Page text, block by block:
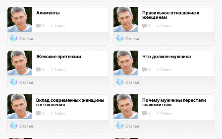
Алименты
0 < 1 мин.
Статья
Правильное отношение к
женщинам
0 < 1 мин.
Статья
Женские претензии
0 < 1 мин.
Статья
Что должен мужчина
0 < 1 мин.
Статья
Вклад современных женщины
в отношения
0 < 1 мин.
Статья
Почему мужчины перестали
знакомиться
0 < 1 мин.
Статья